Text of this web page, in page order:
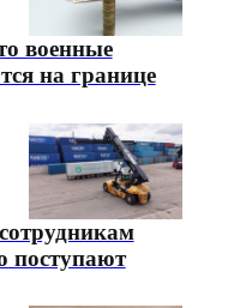
военные
на границе
поступают